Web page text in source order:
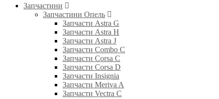
Запчастини
Запчастини Опель
Запчасти Astra G
Запчасти Astra H
Запчасти Astra J
Запчасти Combo C
Запчасти Corsa C
Запчасти Corsa D
Запчасти Insignia
Запчасти Meriva A
Запчасти Vectra C